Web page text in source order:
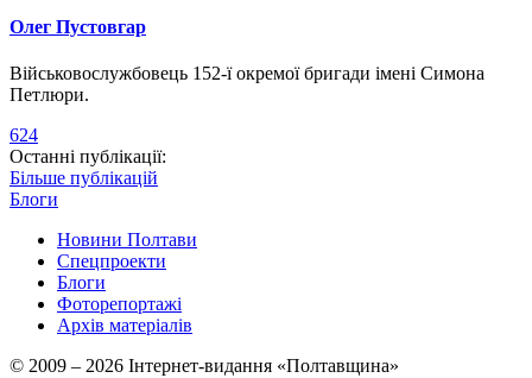
Олег Пустовгар
Військовослужбовець 152-ї окремої бригади імені Симона
Петлюри.
624
Останні публікації:
Більше публікацій
Блоги
Новини Полтави
Спецпроекти
Блоги
Фоторепортажі
Архів матеріалів
© 2009 – 2026 Інтернет-видання «Полтавщина»